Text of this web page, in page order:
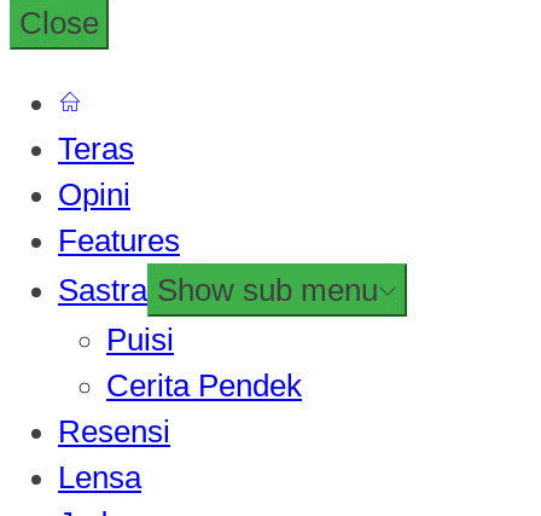
Close
Teras
Opini
Features
Sastra Show sub menu
Puisi
Cerita Pendek
Resensi
Lensa